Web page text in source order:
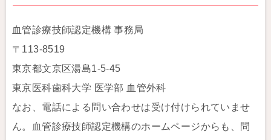
血管診療技師認定機構 事務局
〒113-8519
東京都文京区湯島1-5-45
東京医科歯科大学 医学部 血管外科
なお、電話による問い合わせは受け付けられていませ
ん。血管診療技師認定機構のホームページからも、問